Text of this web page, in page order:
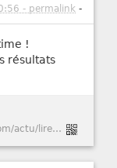
- permalink -
!
résultats
https://www.alsacreations.com/actu/lire/1984-Captchoum-le-nouveau-captcha-intelligent.html